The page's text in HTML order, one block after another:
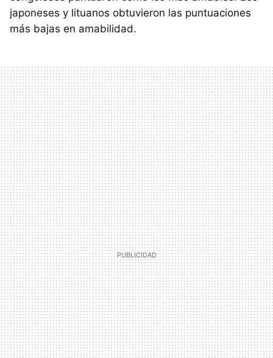
japoneses y lituanos obtuvieron las puntuaciones
más bajas en amabilidad.